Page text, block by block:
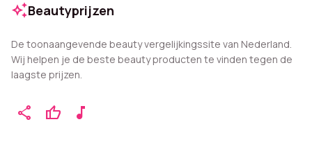
auto_awesomeBeautyprijzen
De toonaangevende beauty vergelijkingssite van Nederland.
Wij helpen je de beste beauty producten te vinden tegen de
laagste prijzen.
share thumb_up music_note